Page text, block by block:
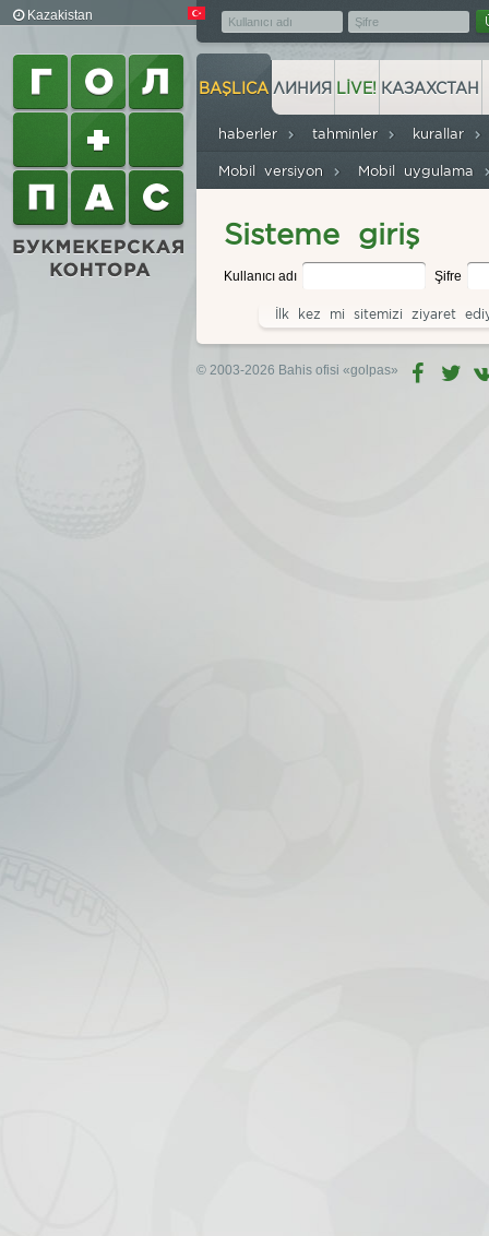
Kazakistan
BAŞLICA
haberler tahminler kurallar
Mobil versiyon Mobil uygulama
ЛИНИЯ LIVE! КАЗАХСТАН
Sisteme giriş
Kullanıcı adı Şifre
İlk kez mi sitemizi ziyaret
© 2003-2026 Bahis ofisi «golpas»